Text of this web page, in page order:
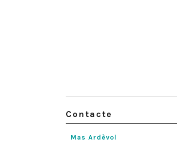
Contacte
Mas Ardèvol